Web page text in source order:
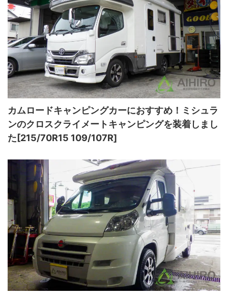
カムロードキャンピングカーにおすすめ！ミシュラ
ンのクロスクライメートキャンピングを装着しまし
た[215/70R15 109/107R]